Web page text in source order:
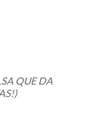
QUE DA